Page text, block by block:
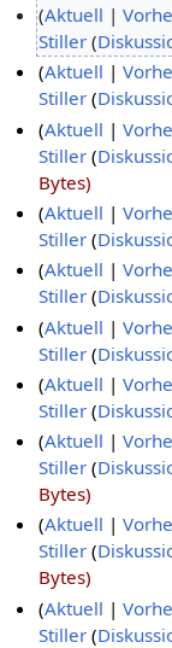
Aktuell
Stiller
Aktuell
Stiller
Aktuell
Stiller
Bytes
Aktuell
Stiller
Aktuell
Stiller
Aktuell
Stiller
Aktuell
Stiller
Aktuell
Stiller
Bytes
Aktuell
Stiller
Bytes
Aktuell
Stiller